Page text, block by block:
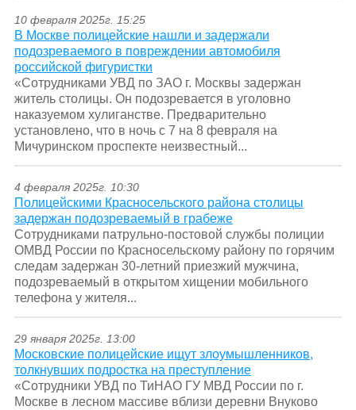
10 февраля 2025г. 15:25
В Москве полицейские нашли и задержали
подозреваемого в повреждении автомобиля
российской фигуристки
«Сотрудниками УВД по ЗАО г. Москвы задержан
житель столицы. Он подозревается в уголовно
наказуемом хулиганстве. Предварительно
установлено, что в ночь с 7 на 8 февраля на
Мичуринском проспекте неизвестный...
4 февраля 2025г. 10:30
Полицейскими Красносельского района столицы
задержан подозреваемый в грабеже
Сотрудниками патрульно-постовой службы полиции
ОМВД России по Красносельскому району по горячим
следам задержан 30-летний приезжий мужчина,
подозреваемый в открытом хищении мобильного
телефона у жителя...
29 января 2025г. 13:00
Московские полицейские ищут злоумышленников,
толкнувших подростка на преступление
«Сотрудники УВД по ТиНАО ГУ МВД России по г.
Москве в лесном массиве вблизи деревни Внуково